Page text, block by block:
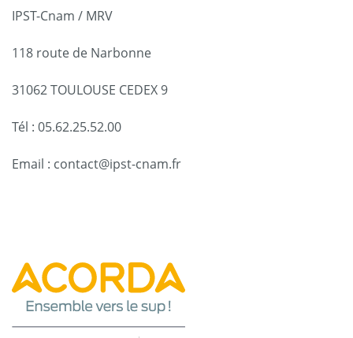
IPST-Cnam / MRV
118 route de Narbonne
31062 TOULOUSE CEDEX 9
Tél : 05.62.25.52.00
Email : contact@ipst-cnam.fr